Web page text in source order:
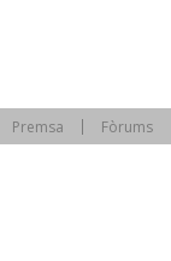
Premsa Fòrums